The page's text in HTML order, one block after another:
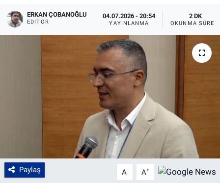
ERKAN ÇOBANOĞLU
EDITÖR
04.07.2026 - 20:54
YAYINLANMA
2 DK
OKUNMA SÜRESI
Paylaş A- A+